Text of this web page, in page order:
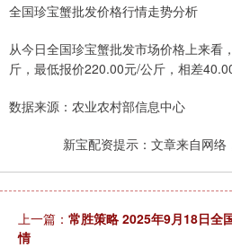
全国珍宝蟹批发价格行情走势分析
从今日全国珍宝蟹批发市场价格上来看
斤，最低报价220.00元/公斤，相差
数据来源：农业农村部信息中心
新宝配资提示：文章来自网络
上一篇： 常胜策略 2025年9月18日全
情